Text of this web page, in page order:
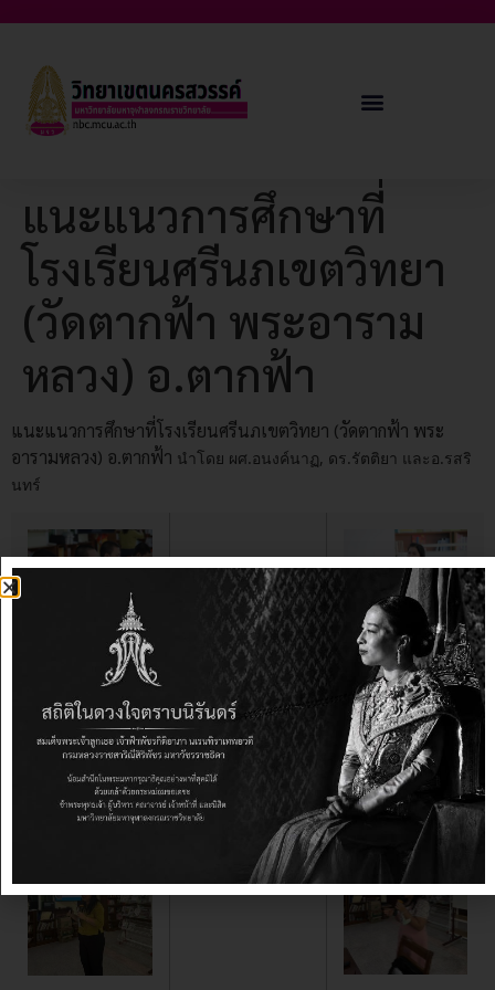
แนะแนวการศึกษาที่
โรงเรียนศรีนภเขตวิทยา
(วัดตากฟ้า พระอาราม
หลวง) อ.ตากฟ้า
แนะแนวการศึกษาที่โรงเรียนศรีนภเขตวิทยา (วัดตากฟ้า พระ
อารามหลวง) อ.ตากฟ้า นำโดย ผศ.อนงค์นาฏ, ดร.รัตติยา และอ.รสริ
นทร์